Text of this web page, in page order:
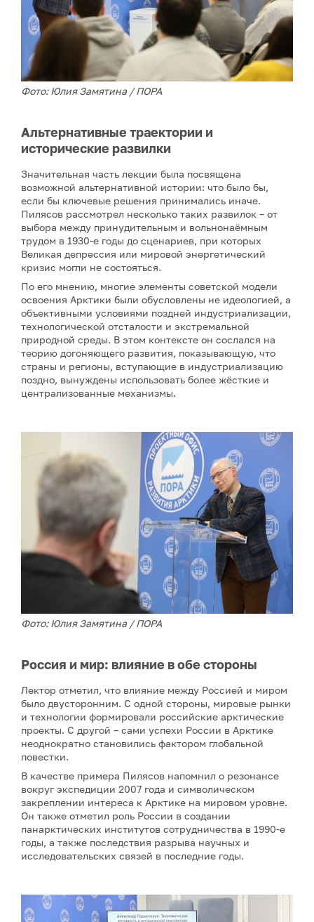
Фото: Юлия Замятина / ПОРА
Альтернативные траектории и
исторические развилки
Значительная часть лекции была посвящена
возможной альтернативной истории: что было бы,
если бы ключевые решения принимались иначе.
Пилясов рассмотрел несколько таких развилок – от
выбора между принудительным и вольнонаёмным
трудом в 1930-е годы до сценариев, при которых
Великая депрессия или мировой энергетический
кризис могли не состояться.
По его мнению, многие элементы советской модели
освоения Арктики были обусловлены не идеологией, а
объективными условиями поздней индустриализации,
технологической отсталости и экстремальной
природной среды. В этом контексте он сослался на
теорию догоняющего развития, показывающую, что
страны и регионы, вступающие в индустриализацию
поздно, вынуждены использовать более жёсткие и
централизованные механизмы.
Фото: Юлия Замятина / ПОРА
Россия и мир: влияние в обе стороны
Лектор отметил, что влияние между Россией и миром
было двусторонним. С одной стороны, мировые рынки
и технологии формировали российские арктические
проекты. С другой – сами успехи России в Арктике
неоднократно становились фактором глобальной
повестки.
В качестве примера Пилясов напомнил о резонансе
вокруг экспедиции 2007 года и символическом
закреплении интереса к Арктике на мировом уровне.
Он также отметил роль России в создании
панарктических институтов сотрудничества в 1990-е
годы, а также последствия разрыва научных и
исследовательских связей в последние годы.